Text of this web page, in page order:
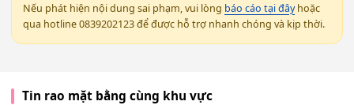
Nếu phát hiện nội dung sai phạm, vui lòng báo cáo tại đâyhoặc
qua hotline 0839202123 để được hỗ trợ nhanh chóng và kịp thời.
Tin rao mặt bằng cùng khu vực